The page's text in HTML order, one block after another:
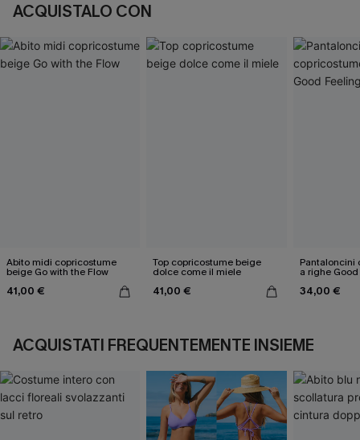
ACQUISTALO CON
Abito midi copricostume
beige Go with the Flow
41,00 €
Top copricostume beige
dolce come il miele
41,00 €
Pantaloncini
a righe
34,00 €
ACQUISTATI FREQUENTEMENTE INSIEME